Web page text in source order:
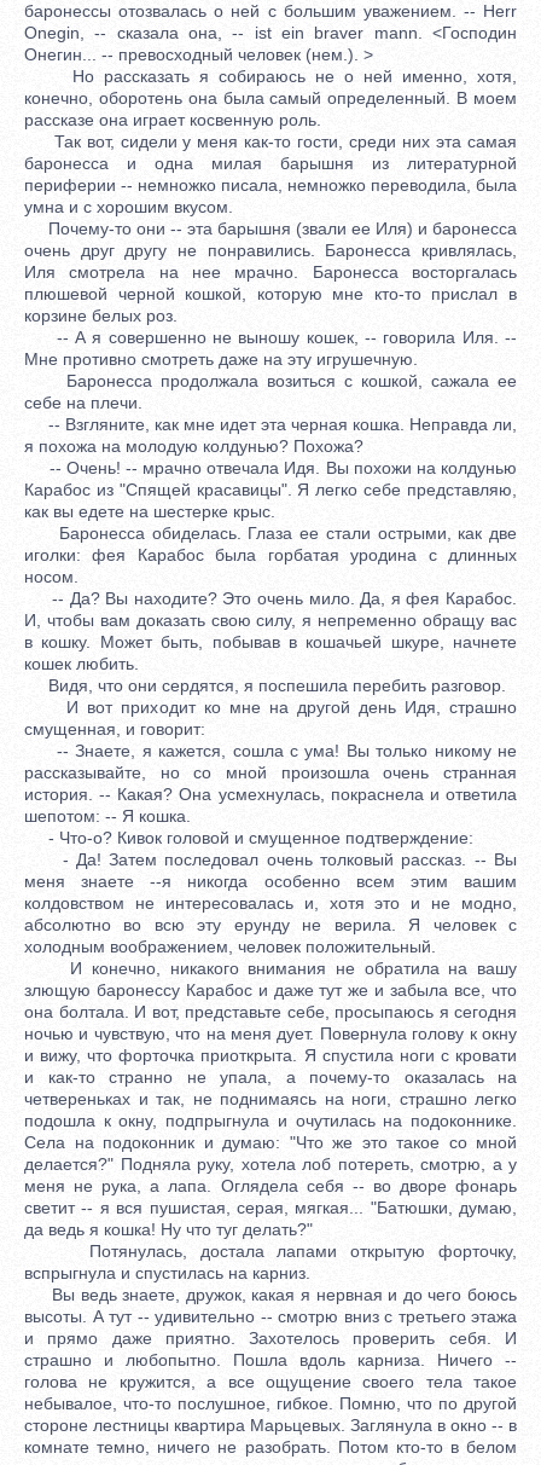
баронессы отозвалась о ней с большим уважением. -- Herr
Onegin, -- сказала она, -- ist ein braver mann. <Господин
Онегин... -- превосходный человек (нем.). >
Но рассказать я собираюсь не о ней именно, хотя,
конечно, оборотень она была самый определенный. В моем
рассказе она играет косвенную роль.
Так вот, сидели у меня как-то гости, среди них эта самая
баронесса и одна милая барышня из литературной
периферии -- немножко писала, немножко переводила, была
умна и с хорошим вкусом.
Почему-то они -- эта барышня (звали ее Иля) и баронесса
очень друг другу не понравились. Баронесса кривлялась,
Иля смотрела на нее мрачно. Баронесса восторгалась
плюшевой черной кошкой, которую мне кто-то прислал в
корзине белых роз.
-- А я совершенно не выношу кошек, -- говорила Иля. --
Мне противно смотреть даже на эту игрушечную.
Баронесса продолжала возиться с кошкой, сажала ее
себе на плечи.
-- Взгляните, как мне идет эта черная кошка. Неправда ли,
я похожа на молодую колдунью? Похожа?
-- Очень! -- мрачно отвечала Идя. Вы похожи на колдунью
Карабос из "Спящей красавицы". Я легко себе представляю,
как вы едете на шестерке крыс.
Баронесса обиделась. Глаза ее стали острыми, как две
иголки: фея Карабос была горбатая уродина с длинных
носом.
-- Да? Вы находите? Это очень мило. Да, я фея Карабос.
И, чтобы вам доказать свою силу, я непременно обращу вас
в кошку. Может быть, побывав в кошачьей шкуре, начнете
кошек любить.
Видя, что они сердятся, я поспешила перебить разговор.
И вот приходит ко мне на другой день Идя, страшно
смущенная, и говорит:
-- Знаете, я кажется, сошла с ума! Вы только никому не
рассказывайте, но со мной произошла очень странная
история. -- Какая? Она усмехнулась, покраснела и ответила
шепотом: -- Я кошка.
- Что-о? Кивок головой и смущенное подтверждение:
- Да! Затем последовал очень толковый рассказ. -- Вы
меня знаете --я никогда особенно всем этим вашим
колдовством не интересовалась и, хотя это и не модно,
абсолютно во всю эту ерунду не верила. Я человек с
холодным воображением, человек положительный.
И конечно, никакого внимания не обратила на вашу
злющую баронессу Карабос и даже тут же и забыла все, что
она болтала. И вот, представьте себе, просыпаюсь я сегодня
ночью и чувствую, что на меня дует. Повернула голову к окну
и вижу, что форточка приоткрыта. Я спустила ноги с кровати
и как-то странно не упала, а почему-то оказалась на
четвереньках и так, не поднимаясь на ноги, страшно легко
подошла к окну, подпрыгнула и очутилась на подоконнике.
Села на подоконник и думаю: "Что же это такое со мной
делается?" Подняла руку, хотела лоб потереть, смотрю, а у
меня не рука, а лапа. Оглядела себя -- во дворе фонарь
светит -- я вся пушистая, серая, мягкая... "Батюшки, думаю,
да ведь я кошка! Ну что туг делать?"
Потянулась, достала лапами открытую форточку,
вспрыгнула и спустилась на карниз.
Вы ведь знаете, дружок, какая я нервная и до чего боюсь
высоты. А тут -- удивительно -- смотрю вниз с третьего этажа
и прямо даже приятно. Захотелось проверить себя. И
страшно и любопытно. Пошла вдоль карниза. Ничего --
голова не кружится, а все ощущение своего тела такое
небывалое, что-то послушное, гибкое. Помню, что по другой
стороне лестницы квартира Марьцевых. Заглянула в окно -- в
комнате темно, ничего не разобрать. Потом кто-то в белом